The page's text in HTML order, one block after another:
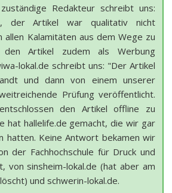
Redakteur schreibt uns:
der Artikel war qualitativ nicht
allen Kalamitäten aus dem Wege zu
Artikel zudem als Werbung
lokal.de schreibt uns: "Der Artikel
und dann von einem unserer
Prüfung veröffentlicht.
den Artikel offline zu
hat hallelife.de gemacht, die wir gar
hatten. Keine Antwort bekamen wir
der Fachhochschule für Druck und
von sinsheim-lokal.de (hat aber am
und schwerin-lokal.de.